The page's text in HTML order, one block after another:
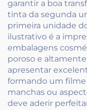
garantir a boa
tinta da segunda
primeira unidade
ilustrativo é a
embalagens
poroso e
apresentar
formando um filme
manchas ou
deve aderir